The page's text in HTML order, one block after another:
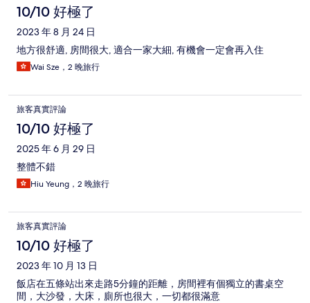
10/10 好極了
2023 年 8 月 24 日
地方很舒適, 房間很大, 適合一家大細, 有機會一定會再入住
Wai Sze，2 晚旅行
旅客真實評論
10/10 好極了
2025 年 6 月 29 日
整體不錯
Hiu Yeung，2 晚旅行
旅客真實評論
10/10 好極了
2023 年 10 月 13 日
飯店在五條站出來走路5分鐘的距離，房間裡有個獨立的書桌空
間，大沙發，大床，廁所也很大，一切都很滿意